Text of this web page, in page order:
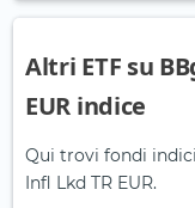
Altri ETF su
EUR indice
Qui trovi fondi
Infl Lkd TR EUR.